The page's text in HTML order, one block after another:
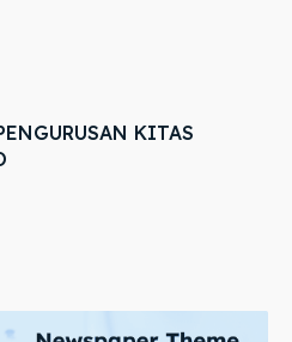
KITAS